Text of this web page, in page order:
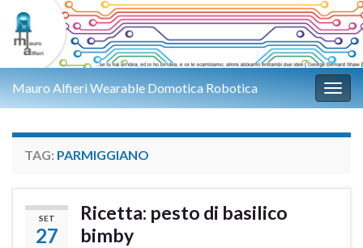
Mauro Alfieri Wearable Domotica Robotica
TAG: PARMIGGIANO
SET
27
Ricetta: pesto di basilico
bimby